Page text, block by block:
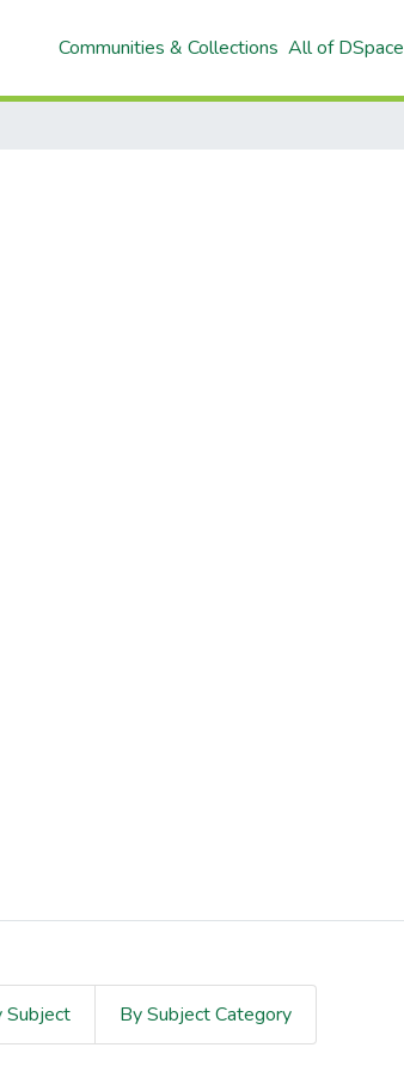
Communities & Collections All of DSpace
Subject By Subject Category